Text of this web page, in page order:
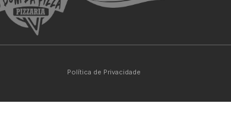
Política de Privacidade